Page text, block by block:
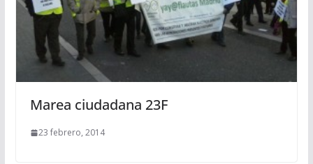
Marea ciudadana 23F
23 febrero, 2014